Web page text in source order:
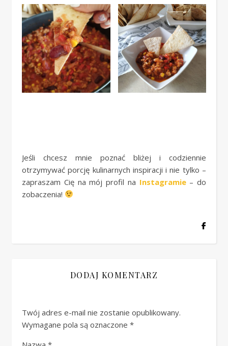
Jeśli chcesz mnie poznać bliżej i codziennie
otrzymywać porcję kulinarnych inspiracji i nie tylko –
zapraszam Cię na mój profil na Instagramie– do
zobaczenia!
DODAJ KOMENTARZ
Twój adres e-mail nie zostanie opublikowany.
Wymagane pola są oznaczone *